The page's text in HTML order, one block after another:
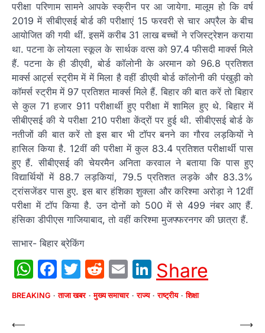
परीक्षा परिणाम सामने आपके स्क्रीन पर आ जायेगा. मालूम हो कि वर्ष
2019 में सीबीएसई बोर्ड की परीक्षाएं 15 फरवरी से चार अप्रैल के बीच
आयोजित की गयी थीं. इसमें करीब 31 लाख बच्चों ने रजिस्ट्रेशन कराया
था. पटना के लोयला स्कूल के सार्थक वत्स को 97.4 फीसदी मार्क्स मिले
हैं. पटना के ही डीएवी, बोर्ड कॉलोनी के अरमान को 96.8 प्रतिशत
मार्क्स आर्ट्स स्ट्रीम में में मिला है वहीं डीएवी बोर्ड कॉलोनी की पंखुड़ी को
कॉमर्स स्ट्रीम में 97 प्रतिशत मार्क्स मिले हैं. बिहार की बात करें तो बिहार
से कुल 71 हजार 911 परीक्षार्थी हुए परीक्षा में शामिल हुए थे. बिहार में
सीबीएसई की ये परीक्षा 210 परीक्षा केंद्रों पर हुई थी. सीबीएसई बोर्ड के
नतीजों की बात करें तो इस बार भी टॉपर बनने का गौरव लड़कियों ने
हासिल किया है. 12वीं की परीक्षा में कुल 83.4 प्रतिशत परीक्षार्थी पास
हुए हैं. सीबीएसई की चेयरमैन अनिता करवाल ने बताया कि पास हुए
विद्यार्थियों में 88.7 लड़कियां, 79.5 प्रतिशत लड़के और 83.3%
ट्रांसजेंडर पास हुए. इस बार हंशिका शुक्ला और करिश्मा अरोड़ा ने 12वीं
परीक्षा में टॉप किया है. उन दोनों को 500 में से 499 नंबर आए हैं.
हंसिका डीपीएस गाजियाबाद, तो वहीं करिश्मा मुजफ्फरनगर की छात्रा हैं.
साभार- बिहार ब्रेकिंग
WhatsApp
Facebook
Twitter
Reddit
EmailLinkedIn
Share
BREAKING ताजा खबर मुख्य समाचार राज्य राष्ट्रीय शिक्षा
Post
⟵
⟶